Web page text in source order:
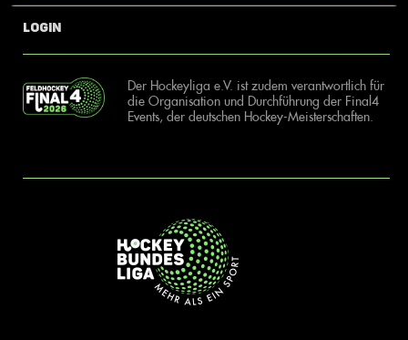
Login
Der Hockeyliga e.V. ist zudem verantwortlich für
die Organisation und Durchführung der Final4
Events, der deutschen Hockey-Meisterschaften.